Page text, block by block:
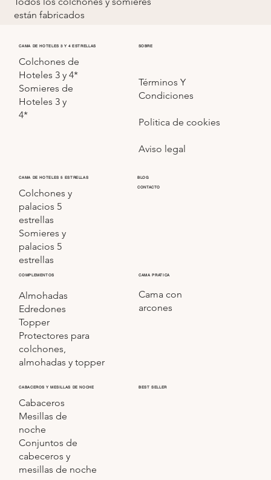
están fabricados
CAMA DE HOTELES 3 Y 4 ESTRELLAS
Colchones de
Hoteles 3 y 4*
Somieres de
Hoteles 3 y
4*
CAMA DE HOTELES 5 ESTRELLAS
Colchones y
palacios 5
estrellas
Somieres y
palacios 5
estrellas
COMPLEMENTOS
Almohadas
Edredones
Topper
Protectores para
colchones,
almohadas y topper
CABACEROS Y MESILLAS DE NOCHE
Cabaceros
Mesillas de
noche
Conjuntos de
cabeceros y
mesillas de noche
CAMA PRATICA
Cama con
arcones
BEST SELLER
BLOG
CONTACTO
SOBRE
Términos Y
Condiciones
Politica de cookies
Aviso legal